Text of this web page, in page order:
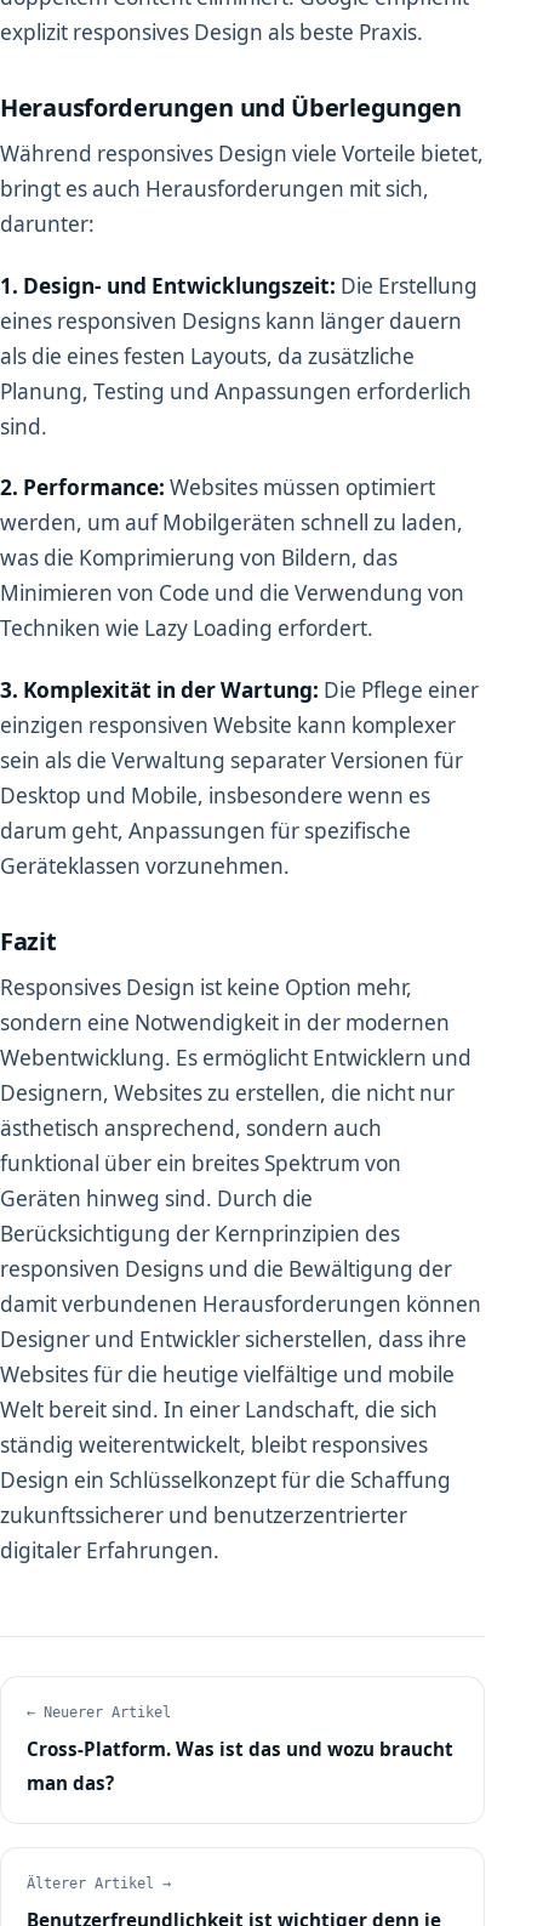
explizit responsives Design als beste Praxis.
Herausforderungen und Überlegungen
Während responsives Design viele Vorteile bietet,
bringt es auch Herausforderungen mit sich,
darunter:
1. Design- und Entwicklungszeit: Die Erstellung
eines responsiven Designs kann länger dauern
als die eines festen Layouts, da zusätzliche
Planung, Testing und Anpassungen erforderlich
sind.
2. Performance: Websites müssen optimiert
werden, um auf Mobilgeräten schnell zu laden,
was die Komprimierung von Bildern, das
Minimieren von Code und die Verwendung von
Techniken wie Lazy Loading erfordert.
3. Komplexität in der Wartung: Die Pflege einer
einzigen responsiven Website kann komplexer
sein als die Verwaltung separater Versionen für
Desktop und Mobile, insbesondere wenn es
darum geht, Anpassungen für spezifische
Geräteklassen vorzunehmen.
Fazit
Responsives Design ist keine Option mehr,
sondern eine Notwendigkeit in der modernen
Webentwicklung. Es ermöglicht Entwicklern und
Designern, Websites zu erstellen, die nicht nur
ästhetisch ansprechend, sondern auch
funktional über ein breites Spektrum von
Geräten hinweg sind. Durch die
Berücksichtigung der Kernprinzipien des
responsiven Designs und die Bewältigung der
damit verbundenen Herausforderungen können
Designer und Entwickler sicherstellen, dass ihre
Websites für die heutige vielfältige und mobile
Welt bereit sind. In einer Landschaft, die sich
ständig weiterentwickelt, bleibt responsives
Design ein Schlüsselkonzept für die Schaffung
zukunftssicherer und benutzerzentrierter
digitaler Erfahrungen.
← Neuerer Artikel
Cross-Platform. Was ist das und wozu braucht
man das?
Älterer Artikel →
Benutzerfreundlichkeit ist wichtiger denn je